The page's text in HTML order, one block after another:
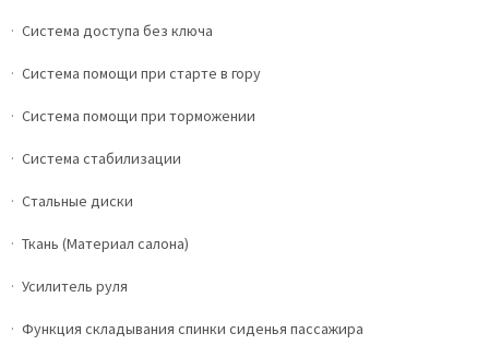
Система доступа без ключа
Система помощи при старте в гору
Система помощи при торможении
Система стабилизации
Стальные диски
Ткань (Материал салона)
Усилитель руля
Функция складывания спинки сиденья пассажира